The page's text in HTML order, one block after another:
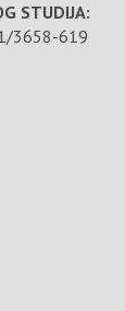
STUDIJA:
3658-619